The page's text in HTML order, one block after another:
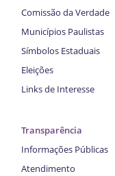
Comissão da Verdade
Municípios Paulistas
Símbolos Estaduais
Eleições
Links de Interesse
Transparência
Informações Públicas
Atendimento